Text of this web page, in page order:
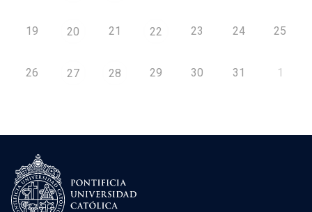
19 20 21 22 23 24 25
26 27 28 29 30 31 1